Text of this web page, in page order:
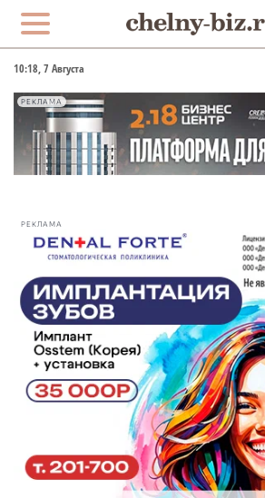
10:18, 7 Августа
РЕКЛАМА
РЕКЛАМА